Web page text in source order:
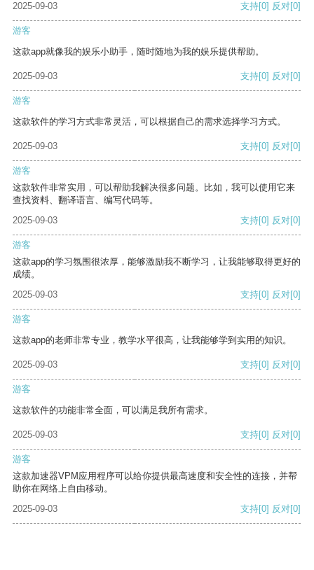
2025-09-03 支持[0] 反对[0]
游客
这款app就像我的娱乐小助手，随时随地为我的娱乐提供帮助。
2025-09-03 支持[0] 反对[0]
游客
这款软件的学习方式非常灵活，可以根据自己的需求选择学习方式。
2025-09-03 支持[0] 反对[0]
游客
这款软件非常实用，可以帮助我解决很多问题。比如，我可以使用它来
查找资料、翻译语言、编写代码等。
2025-09-03
支持[0] 反对[0]
游客
这款app的学习氛围很浓厚，能够激励我不断学习，让我能够取得更好的
成绩。
2025-09-03
支持[0] 反对[0]
游客
这款app的老师非常专业，教学水平很高，让我能够学到实用的知识。
2025-09-03 支持[0] 反对[0]
游客
这款软件的功能非常全面，可以满足我所有需求。
2025-09-03 支持[0] 反对[0]
游客
这款加速器VPM应用程序可以给你提供最高速度和安全性的连接，并帮
助你在网络上自由移动。
2025-09-03
支持[0] 反对[0]